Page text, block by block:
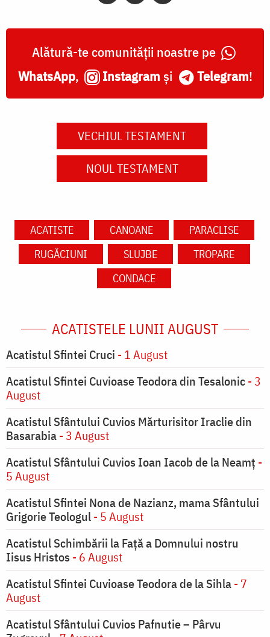
Alătură-te comunității noastre pe
WhatsApp, Instagram și Telegram!
VECHIUL TESTAMENT
NOUL TESTAMENT
ACATISTE CANOANE
PARACLISE
RUGĂCIUNI
SLUJBE
TROPARE
CONDACE
ACATISTELE LUNII AUGUST
Acatistul Sfintei Cruci - 1 August
Acatistul Sfintei Cuvioase Teodora din Tesalonic- 3
August
Acatistul Sfântului Cuvios Mărturisitor Iraclie din
Basarabia- 3 August
Acatistul Sfântului Cuvios Ioan Iacob de la Neamț -
5 August
Acatistul Sfintei Nona de Nazianz, mama Sfântului
Grigorie Teologul- 5 August
Acatistul Schimbării la Faţă a Domnului nostru
Iisus Hristos - 6 August
Acatistul Sfintei Cuvioase Teodora de la Sihla- 7
August
Acatistul Sfântului Cuvios Pafnutie – Pârvu